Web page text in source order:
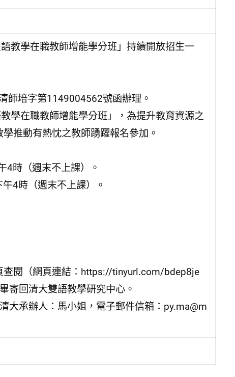
教學在職教師增能學分班」持續開放招生一
師培字第1149004562號函辦理。
學在職教師增能學分班」，為提升教育資源之
推動有熱忱之教師踴躍報名參加。
4時（週末不上課）。
4時（週末不上課）。
查閱（網頁連結：https://tinyurl.com/bdep8je
寄回清大雙語教學研究中心。
大承辦人：馬小姐，電子郵件信箱：py.ma@m